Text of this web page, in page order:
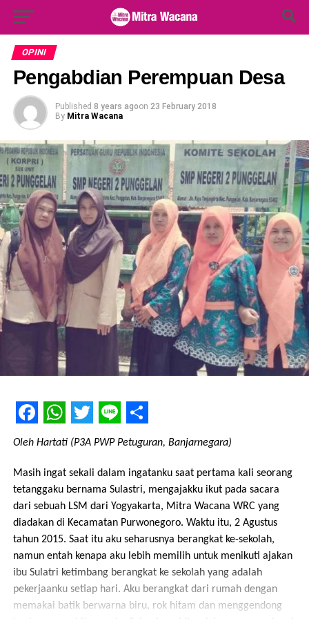
for:
OPINI
Pengabdian Perempuan Desa
Published 8 years agoon 23 February 2018
By Mitra Wacana
Facebook
WhatsApp
Twitter
LineShare
Oleh Hartati (P3A PWP Petuguran, Banjarnegara)
Masih ingat sekali dalam ingatanku saat pertama kali seorang
tetanggaku bernama Sulastri, mengajakku ikut pada sacara
dari sebuah LSM dari Yogyakarta, Mitra Wacana WRC yang
diadakan di Kecamatan Purwonegoro. Waktu itu, 2 Agustus
tahun 2015. Saat itu aku seharusnya berangkat ke-sekolah,
namun entah kenapa aku lebih memilih untuk menikuti ajakan
ibu Sulatri ketimbang berangkat ke sekolah yang adalah
pekerjaanku setiap hari. Aku berangkat dari rumah dengan
memakai batik berwarna biru, rok hitam dan menggendong